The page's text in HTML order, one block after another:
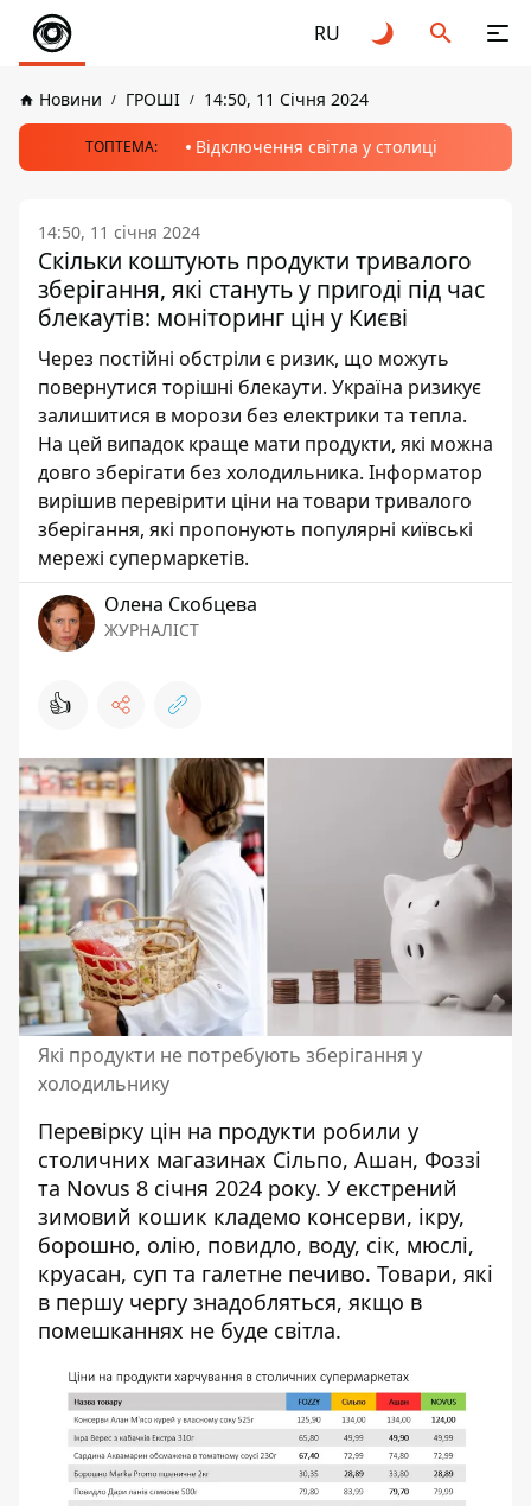
RU
Новини ГРОШІ 14:50, 11 Січня 2024
ТОПТЕМА: Відключення світла у столиці
14:50, 11 січня 2024
Скільки коштують продукти тривалого
зберігання, які стануть у пригоді під час
блекаутів: моніторинг цін у Києві
Через постійні обстріли є ризик, що можуть
повернутися торішні блекаути. Україна ризикує
залишитися в морози без електрики та тепла.
На цей випадок краще мати продукти, які можна
довго зберігати без холодильника. Інформатор
вирішив перевірити ціни на товари тривалого
зберігання, які пропонують популярні київські
мережі супермаркетів.
Олена Скобцева
ЖУРНАЛІСТ
👍
Які продукти не потребують зберігання у
холодильнику
Перевірку цін на продукти робили у
столичних магазинах Сільпо, Ашан, Фоззі
та Novus 8 січня 2024 року. У екстрений
зимовий кошик кладемо консерви, ікру,
борошно, олію, повидло, воду, сік, мюслі,
круасан, суп та галетне печиво. Товари, які
в першу чергу знадобляться, якщо в
помешканнях не буде світла.